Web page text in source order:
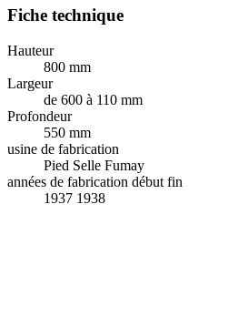
Fiche technique
Hauteur
800 mm
Largeur
de 600 à 110 mm
Profondeur
550 mm
usine de fabrication
Pied Selle Fumay
années de fabrication début fin
1937 1938